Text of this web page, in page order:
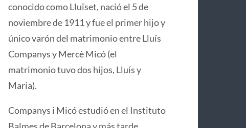
conocido como Lluïset, nació el 5 de
noviembre de 1911 y fue el primer hijo y
único varón del matrimonio entre Lluís
Companys y Mercè Micó (el
matrimonio tuvo dos hijos, Lluís y
Maria).
Companys i Micó estudió en el Instituto